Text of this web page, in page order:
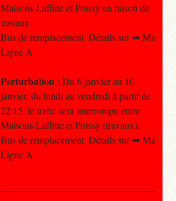
Maisons-Laffitte et Poissy en raison de
travaux.
Bus de remplacement. Détails sur ➡ Ma
Ligne A
Perturbation : Du 6 janvier au 10
janvier, du lundi au vendredi à partir de
22:15, le trafic sera interrompu entre
Maisons-Laffitte et Poissy (travaux).
Bus de remplacement. Détails sur ➡ Ma
Ligne A